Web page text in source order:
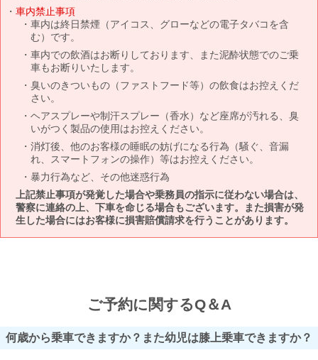
車内禁止事項
車内は終日禁煙（アイコス、グローなどの電子タバコを含
む）です。
車内での飲酒はお断りしております、また泥酔状態でのご乗
車もお断りいたします。
臭いのきついもの（ファストフード等）の飲食はお控えくだ
さい。
ヘアスプレーや制汗スプレー（香水）など座席が汚れる、臭
いがつく製品の使用はお控えください。
消灯後、他のお客様の睡眠の妨げになる行為（騒ぐ、音漏
れ、スマートフォンの操作）等はお控えください。
暴力行為など、その他迷惑行為
上記禁止事項が発覚した場合や乗務員の指示に従わない場合は、
警察に連絡の上、下車を命じる場合もございます。また損害が発
生した場合にはお客様に損害賠償請求を行うことがあります。
ご予約に関するQ＆A
何歳から乗車できますか？また幼児は膝上乗車できますか？